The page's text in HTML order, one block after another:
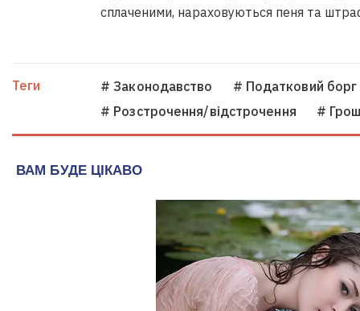
сплаченими, нараховуються пеня та
Теги # Законодавство
# Податковий борг
# Розстрочення/відстрочення
#